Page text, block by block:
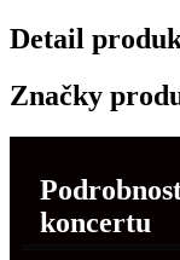
Detail
Značky
koncertu